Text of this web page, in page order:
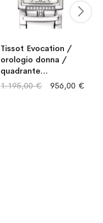
Tissot Evocation /
orologio donna /
quadrante
madreperla bianco /
cassa e bracciale
956,00 €
1.195,00 €